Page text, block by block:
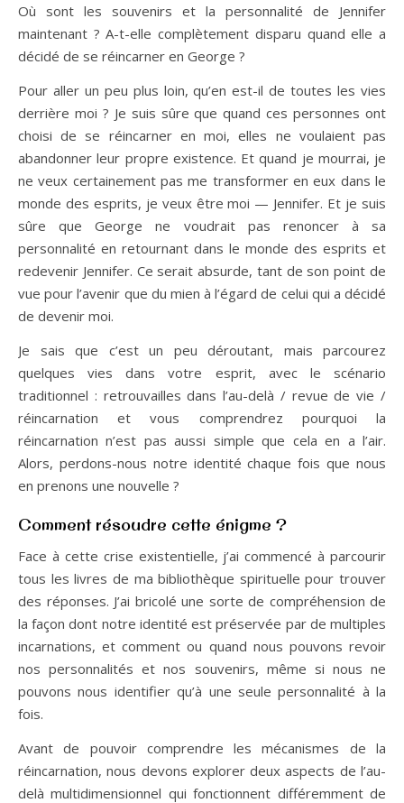
Où sont les souvenirs et la personnalité de Jennifer
maintenant ? A-t-elle complètement disparu quand elle a
décidé de se réincarner en George ?
Pour aller un peu plus loin, qu’en est-il de toutes les vies
derrière moi ? Je suis sûre que quand ces personnes ont
choisi de se réincarner en moi, elles ne voulaient pas
abandonner leur propre existence. Et quand je mourrai, je
ne veux certainement pas me transformer en eux dans le
monde des esprits, je veux être moi — Jennifer. Et je suis
sûre que George ne voudrait pas renoncer à sa
personnalité en retournant dans le monde des esprits et
redevenir Jennifer. Ce serait absurde, tant de son point de
vue pour l’avenir que du mien à l’égard de celui qui a décidé
de devenir moi.
Je sais que c’est un peu déroutant, mais parcourez
quelques vies dans votre esprit, avec le scénario
traditionnel : retrouvailles dans l’au-delà / revue de vie /
réincarnation et vous comprendrez pourquoi la
réincarnation n’est pas aussi simple que cela en a l’air.
Alors, perdons-nous notre identité chaque fois que nous
en prenons une nouvelle ?
Comment résoudre cette énigme ?
Face à cette crise existentielle, j’ai commencé à parcourir
tous les livres de ma bibliothèque spirituelle pour trouver
des réponses. J’ai bricolé une sorte de compréhension de
la façon dont notre identité est préservée par de multiples
incarnations, et comment ou quand nous pouvons revoir
nos personnalités et nos souvenirs, même si nous ne
pouvons nous identifier qu’à une seule personnalité à la
fois.
Avant de pouvoir comprendre les mécanismes de la
réincarnation, nous devons explorer deux aspects de l’au-
delà multidimensionnel qui fonctionnent différemment de